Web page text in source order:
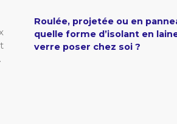
Roulée, projetée ou en
quelle forme d’isolant en
verre poser chez soi ?